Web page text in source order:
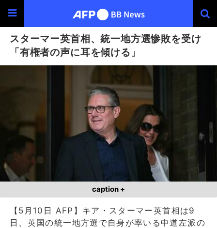
スターマー英首相、統一地方選惨敗を受け
「有権者の声に耳を傾ける」
caption +
【5月10日 AFP】キア・スターマー英首相は9
日、英国の統一地方選で自身が率いる中道左派の